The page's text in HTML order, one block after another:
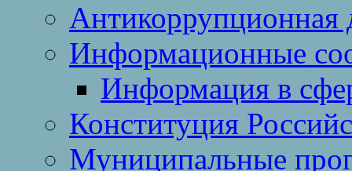
Антикоррупционная
Информационные
Информация в
Конституция
Муниципальные